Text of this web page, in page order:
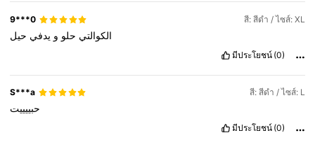
9***0 สี: สีดำ / ไซส์: XL
الكوالتي حلو و يدفي حيل
มีประโยชน์ (0)
S***a สี: สีดำ / ไซส์: L
حبييييت
มีประโยชน์ (0)